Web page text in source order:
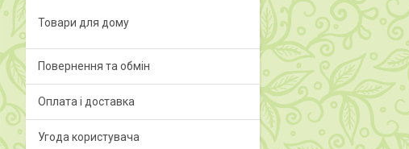
Товари для дому
Повернення та обмін
Оплата і доставка
Угода користувача